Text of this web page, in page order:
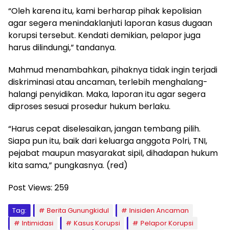
“Oleh karena itu, kami berharap pihak kepolisian
agar segera menindaklanjuti laporan kasus dugaan
korupsi tersebut. Kendati demikian, pelapor juga
harus dilindungi,” tandanya.
Mahmud menambahkan, pihaknya tidak ingin terjadi
diskriminasi atau ancaman, terlebih menghalang-
halangi penyidikan. Maka, laporan itu agar segera
diproses sesuai prosedur hukum berlaku.
“Harus cepat diselesaikan, jangan tembang pilih.
Siapa pun itu, baik dari keluarga anggota Polri, TNI,
pejabat maupun masyarakat sipil, dihadapan hukum
kita sama,” pungkasnya. (red)
Post Views: 259
Tag: Berita Gunungkidul
Inisiden Ancaman
Intimidasi
Kasus Korupsi
Pelapor Korupsi